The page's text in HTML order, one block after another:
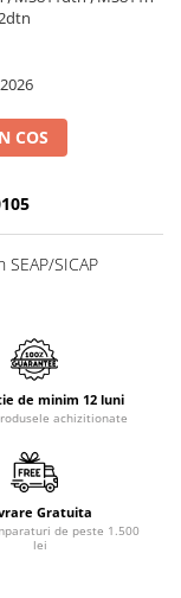
COS
SICAP
de minim 12 luni
achizitionate
Gratuita
de peste 1.500
lei